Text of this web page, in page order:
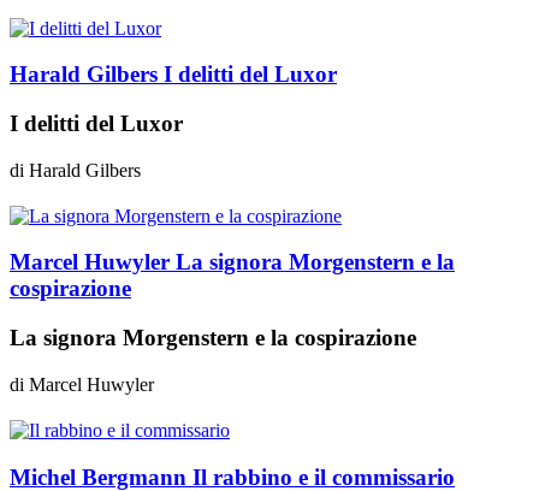
Harald Gilbers I delitti del Luxor
I delitti del Luxor
di Harald Gilbers
Marcel Huwyler La signora Morgenstern e la
cospirazione
La signora Morgenstern e la cospirazione
di Marcel Huwyler
Michel Bergmann Il rabbino e il commissario